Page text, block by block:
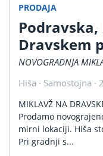
PRODAJA
Dravskem
NOVOGRADNJA
Hiša · Samostojna ·
MIKLAVŽ NA
Prodamo
mirni lokaciji. Hiša
Pri gradnji s...